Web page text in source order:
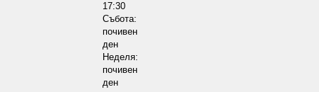
17:30
Събота:
почивен
ден
Неделя:
почивен
ден